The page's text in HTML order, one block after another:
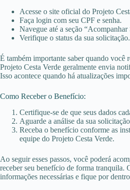
Acesse o site oficial do Projeto
Faça login com seu CPF e senha.
Navegue até a seção “Acompanhar
Verifique o status da sua solicitação.
É também importante saber quando você
Projeto Cesta Verde geralmente envia
Isso acontece quando há atualizações
Como Receber o Benefício:
Certifique-se de que seus dados
Aguarde a análise da sua
Receba o benefício conforme as
equipe do Projeto Cesta Verde.
Ao seguir esses passos, você poderá
receber seu benefício de forma tranquila.
informações necessárias e fique por